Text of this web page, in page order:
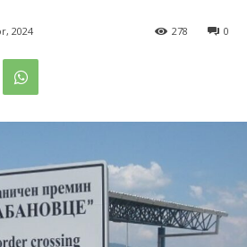
2024 0
278